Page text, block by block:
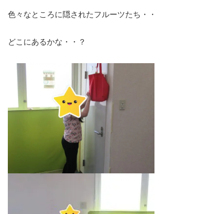
色々なところに隠されたフルーツたち・・
どこにあるかな・・？